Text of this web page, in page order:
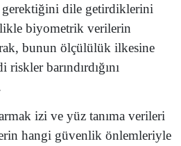
gerektiğini dile getirdiklerini
biyometrik verilerin
bunun ölçülülük ilkesine
barındırdığını
izi ve yüz tanıma verileri
hangi güvenlik önlemleriyle